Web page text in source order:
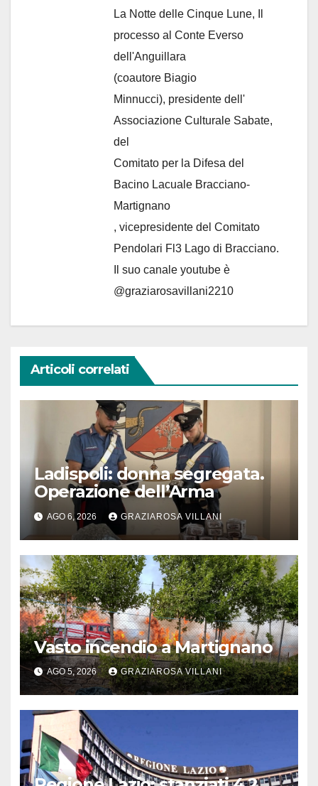
La Notte delle Cinque Lune, Il
processo al Conte Everso
dell'Anguillara
(coautore Biagio
Minnucci), presidente dell'
Associazione Culturale Sabate,
del
Comitato per la Difesa del
Bacino Lacuale Bracciano-
Martignano
, vicepresidente del Comitato
Pendolari Fl3 Lago di Bracciano.
Il suo canale youtube è
@graziarosavillani2210
Articoli correlati
Ladispoli: donna segregata.
Operazione dell’Arma
AGO 6, 2026 GRAZIAROSA VILLANI
Vasto incendio a Martignano
AGO 5, 2026 GRAZIAROSA VILLANI